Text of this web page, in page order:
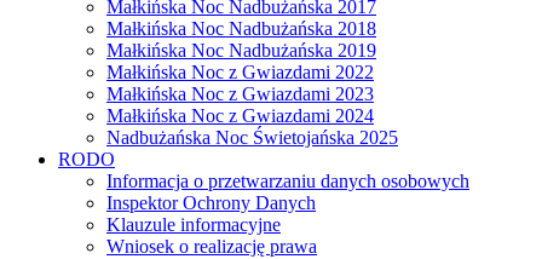
Małkińska Noc Nadbużańska 2017
Małkińska Noc Nadbużańska 2018
Małkińska Noc Nadbużańska 2019
Małkińska Noc z Gwiazdami 2022
Małkińska Noc z Gwiazdami 2023
Małkińska Noc z Gwiazdami 2024
Nadbużańska Noc Świetojańska 2025
RODO
Informacja o przetwarzaniu danych osobowych
Inspektor Ochrony Danych
Klauzule informacyjne
Wniosek o realizację prawa